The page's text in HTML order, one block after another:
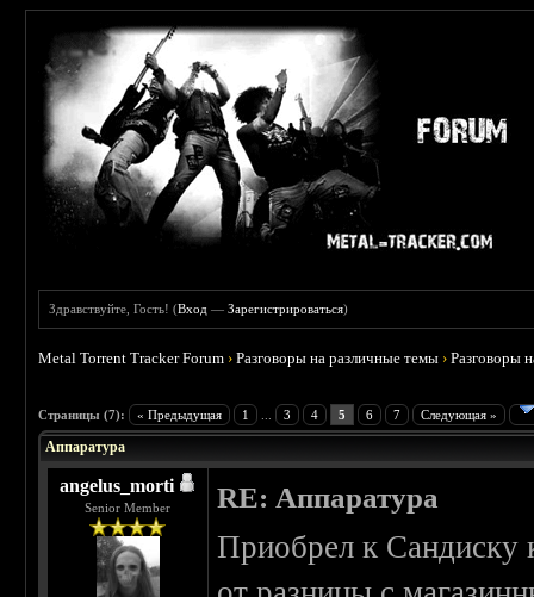
Здравствуйте, Гость! (Вход —Зарегистрироваться)
Metal Torrent Tracker Forum ›Разговоры на различные темы ›Разговоры
Страницы (7): « Предыдущая 1 3 4 5 6 7 Следующая »
Аппаратура
angelus_morti
Senior Member RE: Аппаратура
Приобрел к Сандиску